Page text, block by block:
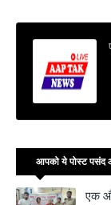
आपको ये पोस्ट पसंद
एक